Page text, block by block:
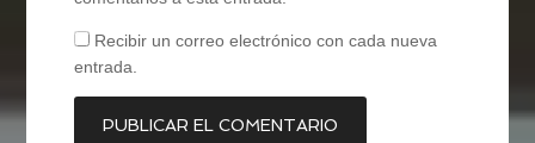
Recibir un correo electrónico con cada nueva
entrada.